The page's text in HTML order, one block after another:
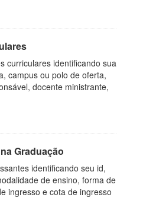
curriculares identificando sua
campus ou polo de oferta,
docente ministrante,
Graduação
identificando seu id,
de ensino, forma de
ingresso e cota de ingresso